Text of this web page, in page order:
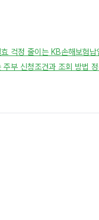
걱정 줄이는 KB손해보험납
부 신청조건과 조회 방법 정